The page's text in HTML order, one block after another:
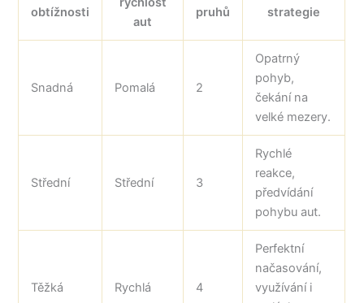
obtížnosti
aut
pruhů
strategie
Snadná Pomalá 2
Opatrný
pohyb,
čekání na
velké mezery.
Střední Střední 3
Rychlé
reakce,
předvídání
pohybu aut.
Těžká Rychlá 4
Perfektní
načasování,
využívání i